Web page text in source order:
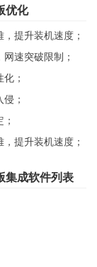
优化
提升装机速度；
速突破限制；
；
；
提升装机速度；
集成软件列表